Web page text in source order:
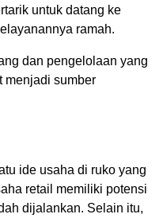
untuk datang ke
ramah.
dan pengelolaan yang
menjadi sumber
ide usaha di ruko yang
retail memiliki potensi
dijalankan. Selain itu,